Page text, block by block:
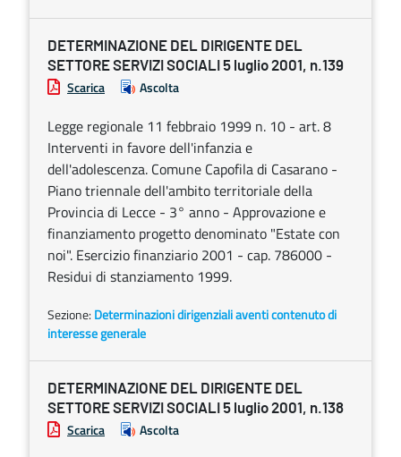
DETERMINAZIONE DEL DIRIGENTE DEL
SETTORE SERVIZI SOCIALI 5 luglio 2001, n.139
Scarica Ascolta
Legge regionale 11 febbraio 1999 n. 10 - art. 8
Interventi in favore dell'infanzia e
dell'adolescenza. Comune Capofila di Casarano -
Piano triennale dell'ambito territoriale della
Provincia di Lecce - 3° anno - Approvazione e
finanziamento progetto denominato "Estate con
noi". Esercizio finanziario 2001 - cap. 786000 -
Residui di stanziamento 1999.
Sezione: Determinazioni dirigenziali aventi contenuto di
interesse generale
DETERMINAZIONE DEL DIRIGENTE DEL
SETTORE SERVIZI SOCIALI 5 luglio 2001, n.138
Scarica Ascolta